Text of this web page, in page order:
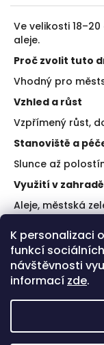
K personalizaci
funkcí
návštěvnosti
informací zde.
Ve velikosti
aleje.
Proč zvolit tuto
Vhodný pro
Vzhled a růst
Vzpřímený růst,
Stanoviště a
Slunce až
Využití v zahradě
Aleje, městská
Zajistěte
Zalévejte
Plusy a limity
Limit: nároky